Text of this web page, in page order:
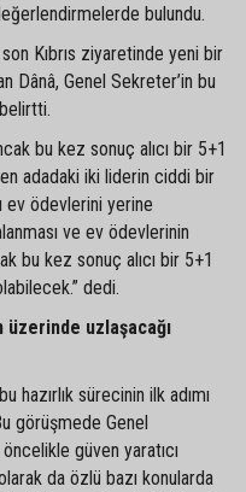
bulundu.
Kıbrıs ziyaretinde yeni bir
Dânâ, Genel Sekreter’in bu
bu kez sonuç alıcı bir 5+1
adadaki iki liderin ciddi bir
ev ödevlerini yerine
ve ev ödevlerinin
bu kez sonuç alıcı bir 5+1
dedi.
uzlaşacağı
sürecinin ilk adımı
görüşmede Genel
güven yaratıcı
da özlü bazı konularda